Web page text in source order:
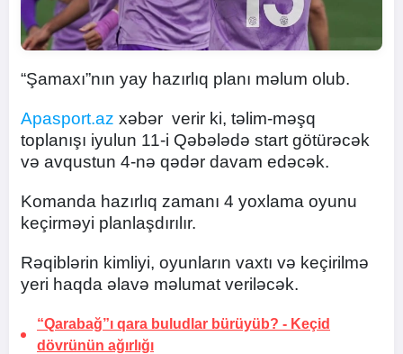
“Şamaxı”nın yay hazırlıq planı məlum olub.
Apasport.az xəbər verir ki, təlim-məşq
toplanışı iyulun 11-i Qəbələdə start götürəcək
və avqustun 4-nə qədər davam edəcək.
Komanda hazırlıq zamanı 4 yoxlama oyunu
keçirməyi planlaşdırılır.
Rəqiblərin kimliyi, oyunların vaxtı və keçirilmə
yeri haqda əlavə məlumat veriləcək.
“Qarabağ”ı qara buludlar bürüyüb? - Keçid
dövrünün ağırlığı